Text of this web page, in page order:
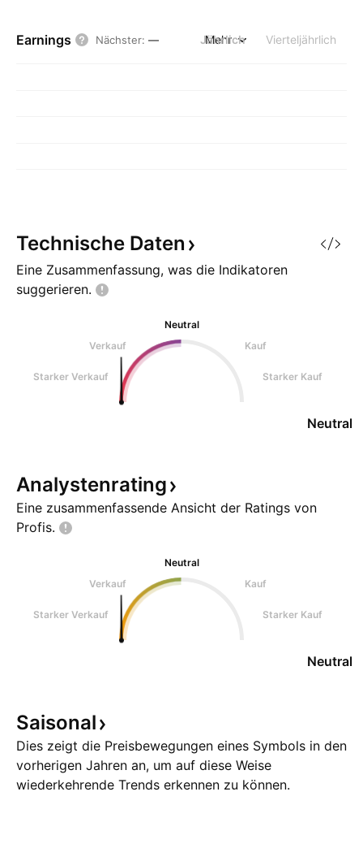
Earnings Nächster: — Jährlich Vierteljährlich
Mehr
Technische Daten
Eine Zusammenfassung, was die Indikatoren
suggerieren.
Neutral
Verkauf
Kauf
Starker Verkauf Starker Kauf
Neutral
Analystenrating
Eine zusammenfassende Ansicht der Ratings von
Profis.
Neutral
Verkauf
Kauf
Starker Verkauf Starker Kauf
Neutral
Saisonal
Dies zeigt die Preisbewegungen eines Symbols in den
vorherigen Jahren an, um auf diese Weise
wiederkehrende Trends erkennen zu können.